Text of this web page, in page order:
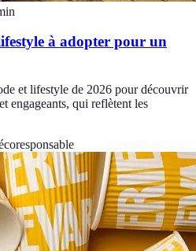
à adopter pour un
et lifestyle de 2026 pour découvrir
engageants, qui reflètent les